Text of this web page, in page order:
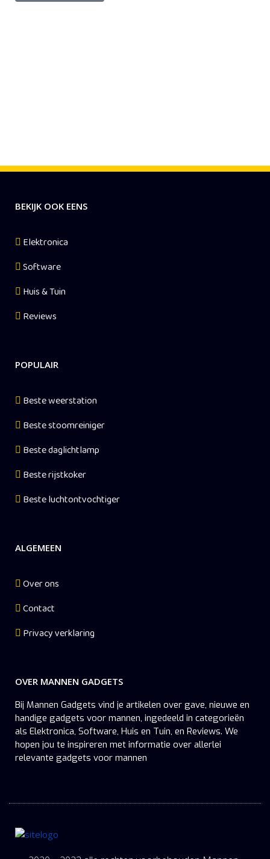
BEKIJK OOK EENS
Elektronica
Software
Huis & Tuin
Reviews
POPULAIR
Beste weerstation
Beste stoomreiniger
Beste daglichtlamp
Beste rijstkoker
Beste luchtontvochtiger
ALGEMEEN
Over ons
Contact
Privacy verklaring
OVER MANNEN GADGETS
Bij Mannen Gadgets vind je artikelen over gave, nieuwe en
handige gadgets voor mannen, ingedeeld in categorieën
als Elektronica, Software, Huis en Tuin, en Reviews. We
hopen jou te inspireren met informatie over allerlei
relevante gadgets voor mannen